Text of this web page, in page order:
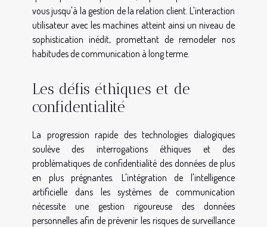
vous jusqu'à la gestion de la relation client. L'interaction
utilisateur avec les machines atteint ainsi un niveau de
sophistication inédit, promettant de remodeler nos
habitudes de communication à long terme.
Les défis éthiques et de
confidentialité
La progression rapide des technologies dialogiques
soulève des interrogations éthiques et des
problématiques de confidentialité des données de plus
en plus prégnantes. L'intégration de l'intelligence
artificielle dans les systèmes de communication
nécessite une gestion rigoureuse des données
personnelles afin de prévenir les risques de surveillance